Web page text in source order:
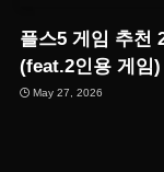
플스5 게임 추천
(feat.2인용 게임)
May 27, 2026